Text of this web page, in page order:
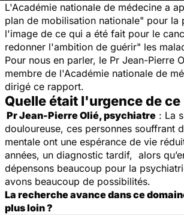
L'Académie nationale de médecine a
plan de mobilisation nationale" pour la
l'image de ce qui a été fait pour le
redonner l'ambition de guérir" les
Pour nous en parler, le Pr Jean-Pierre
membre de l'Académie nationale de
dirigé ce rapport.
Quelle était l'urgence de
Pr Jean-Pierre Olié, psychiatre : La
douloureuse, ces personnes souffrant
mentale ont une espérance de vie
années, un diagnostic tardif, alors
dépensons beaucoup pour la
avons beaucoup de possibilités.
La recherche avance dans ce
plus loin ?